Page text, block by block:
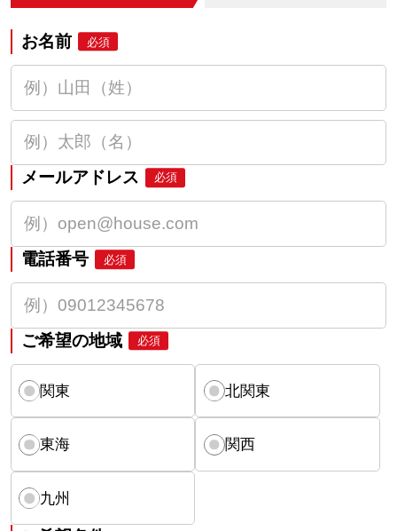
お名前 必須
メールアドレス 必須
電話番号 必須
ご希望の地域 必須
関東 北関東
東海 関西
九州